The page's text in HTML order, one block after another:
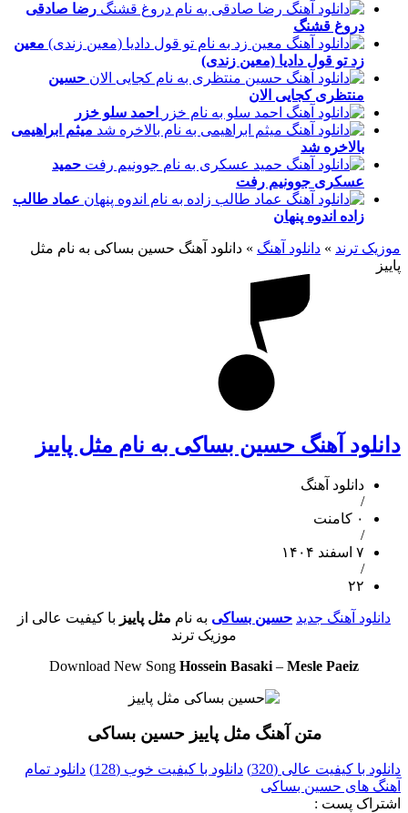
رضا صادقی
دروغ قشنگ
معین
زدتو قول دادیا (معین زندی)
حسین
منتظریکجایی الان
احمد سلو خزر
میثم ابراهیمی
بالاخره شد
حمید
عسکری جوونیم رفت
عماد طالب
زاده اندوه پنهان
موزیک ترند » دانلود آهنگ » دانلود آهنگ حسین بساکی به نام مثل
پاییز
دانلود آهنگ حسین بساکی به نام مثل پاییز
دانلود آهنگ
/
۰ کامنت
/
۷ اسفند ۱۴۰۴
/
۲۲
دانلود آهنگ جدید حسین بساکی به نام مثل پاییز با کیفیت عالی از
موزیک ترند
Download New Song Hossein Basaki – Mesle Paeiz
متن آهنگ مثل پاییز حسین بساکی
دانلود با کیفیت عالی (320) دانلود با کیفیت خوب (128)
دانلود تمام
آهنگ های حسین بساکی
اشتراک پست :